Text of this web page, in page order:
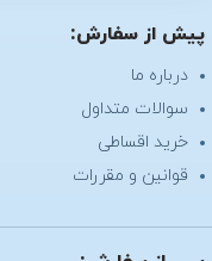
پیش از سفارش:
درباره ما
سوالات متداول
خرید اقساطی
قوانین و مقررات